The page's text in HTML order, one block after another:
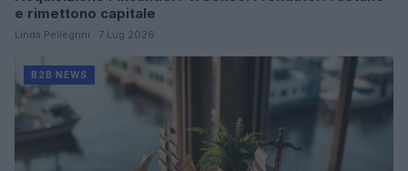
e rimettono capitale
Linda Pellegrini · 7 Lug 2026
B2B NEWS